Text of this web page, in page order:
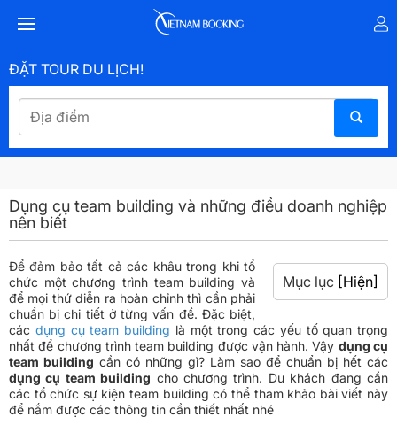
ĐẶT TOUR DU LỊCH!
Dụng cụ team building và những điều doanh nghiệp
nên biết
Mục lục [Hiện]
Để đảm bảo tất cả các khâu trong khi tổ
chức một chương trình team building và
để mọi thứ diễn ra hoàn chỉnh thì cần phải
chuẩn bị chi tiết ở từng vấn đề. Đặc biệt,
các dụng cụ team building là một trong các yếu tố quan trọng
nhất để chương trình team building được vận hành. Vậy dụng cụ
team building cần có những gì? Làm sao để chuẩn bị hết các
dụng cụ team building cho chương trình. Du khách đang cần
các tổ chức sự kiện team building có thể tham khảo bài viết này
để nắm được các thông tin cần thiết nhất nhé